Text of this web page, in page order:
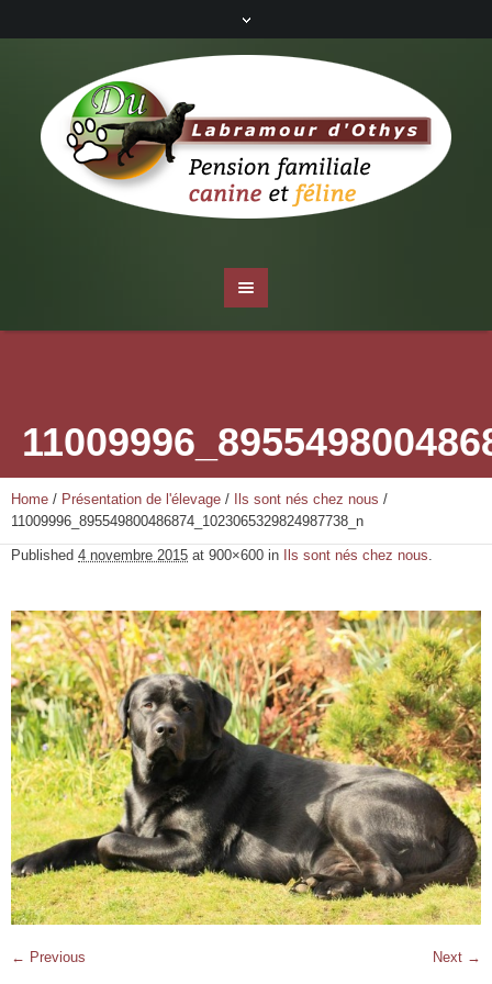
Home / Présentation de l'élevage / Ils sont nés chez nous /
11009996_895549800486874_1023065329824987738_n
Published 4 novembre 2015 at 900×600 in Ils sont nés chez nous.
← Previous Next →